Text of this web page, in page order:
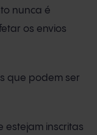
nunca é
os envios
que podem ser
estejam inscritas